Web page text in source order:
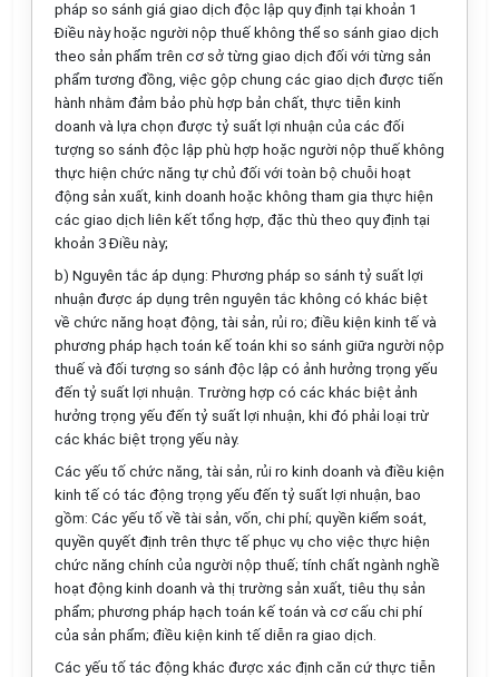
pháp so sánh giá giao dịch độc lập quy định tại khoản 1
Điều này hoặc người nộp thuế không thể so sánh giao dịch
theo sản phẩm trên cơ sở từng giao dịch đối với từng sản
phẩm tương đồng, việc gộp chung các giao dịch được tiến
hành nhằm đảm bảo phù hợp bản chất, thực tiễn kinh
doanh và lựa chọn được tỷ suất lợi nhuận của các đối
tượng so sánh độc lập phù hợp hoặc người nộp thuế không
thực hiện chức năng tự chủ đối với toàn bộ chuỗi hoạt
động sản xuất, kinh doanh hoặc không tham gia thực hiện
các giao dịch liên kết tổng hợp, đặc thù theo quy định tại
khoản 3 Điều này;
b) Nguyên tắc áp dụng: Phương pháp so sánh tỷ suất lợi
nhuận được áp dụng trên nguyên tắc không có khác biệt
về chức năng hoạt động, tài sản, rủi ro; điều kiện kinh tế và
phương pháp hạch toán kế toán khi so sánh giữa người nộp
thuế và đối tượng so sánh độc lập có ảnh hưởng trọng yếu
đến tỷ suất lợi nhuận. Trường hợp có các khác biệt ảnh
hưởng trọng yếu đến tỷ suất lợi nhuận, khi đó phải loại trừ
các khác biệt trọng yếu này.
Các yếu tố chức năng, tài sản, rủi ro kinh doanh và điều kiện
kinh tế có tác động trọng yếu đến tỷ suất lợi nhuận, bao
gồm: Các yếu tố về tài sản, vốn, chi phí; quyền kiểm soát,
quyền quyết định trên thực tế phục vụ cho việc thực hiện
chức năng chính của người nộp thuế; tính chất ngành nghề
hoạt động kinh doanh và thị trường sản xuất, tiêu thụ sản
phẩm; phương pháp hạch toán kế toán và cơ cấu chi phí
của sản phẩm; điều kiện kinh tế diễn ra giao dịch.
Các yếu tố tác động khác được xác định căn cứ thực tiễn